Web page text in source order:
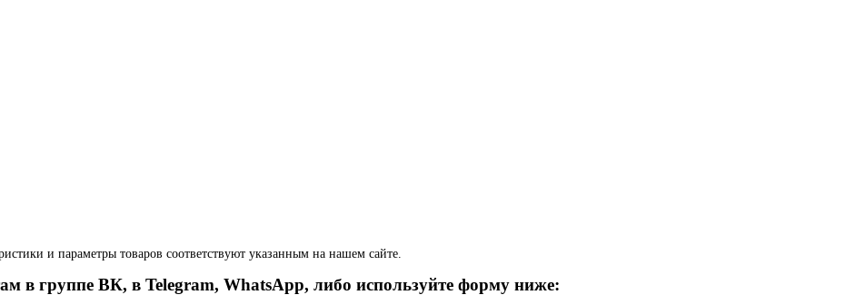
и параметры товаров соответствуют указанным на нашем сайте.
в группе ВК, в Telegram, WhatsApp, либо используйте форму ниже: